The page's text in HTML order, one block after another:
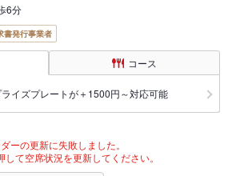
6分
書発行事業者
コース
ライズプレートが＋1500円～対応可能
ーの更新に失敗しました。
て空席状況を更新してください。